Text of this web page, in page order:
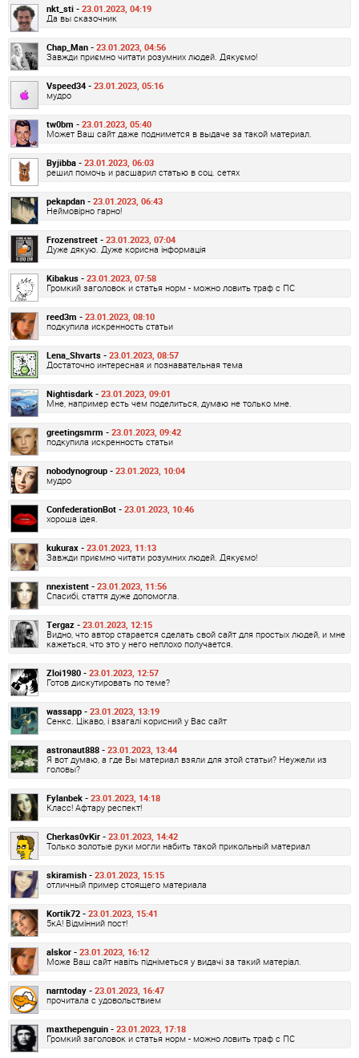
nkt_sti - 23.01.2023, 04:19
Да вы сказочник
Chap_Man - 23.01.2023, 04:56
Завжди приємно читати розумних людей. Дякуємо!
Vspeed34 - 23.01.2023, 05:16
мудро
tw0bm - 23.01.2023, 05:40
Может Ваш сайт даже поднимется в выдаче за такой материал.
Byjibba - 23.01.2023, 06:03
решил помочь и расшарил статью в соц. сетях
pekapdan - 23.01.2023, 06:43
Неймовірно гарно!
Frozenstreet - 23.01.2023, 07:04
Дуже дякую. Дуже корисна інформація
Kibakus - 23.01.2023, 07:58
Громкий заголовок и статья норм - можно ловить траф с ПС
reed3m - 23.01.2023, 08:10
подкупила искренность статьи
Lena_Shvarts - 23.01.2023, 08:57
Достаточно интересная и познавательная тема
Nightisdark - 23.01.2023, 09:01
Мне, например есть чем поделиться, думаю не только мне.
greetingsmrm - 23.01.2023, 09:42
подкупила искренность статьи
nobodynogroup - 23.01.2023, 10:04
мудро
ConfederationBot - 23.01.2023, 10:46
хороша ідея.
kukurax - 23.01.2023, 11:13
Завжди приємно читати розумних людей. Дякуємо!
nnexistent - 23.01.2023, 11:56
Спасибі, стаття дуже допомогла.
Tergaz - 23.01.2023, 12:15
Видно, что автор старается сделать свой сайт для простых людей, и мне
кажеться, что это у него неплохо получается.
Zloi1980 - 23.01.2023, 12:57
Готов дискутировать по теме?
wassapp - 23.01.2023, 13:19
Сенкс. Цікаво, і взагалі корисний у Вас сайт
astronaut888 - 23.01.2023, 13:44
Я вот думаю, а где Вы материал взяли для этой статьи? Неужели из
головы?
Fylanbek - 23.01.2023, 14:18
Класс! Афтару респект!
Cherkas0vKir - 23.01.2023, 14:42
Только золотые руки могли набить такой прикольный материал
skiramish - 23.01.2023, 15:15
отличный пример стоящего материала
Kortik72 - 23.01.2023, 15:41
5кА! Відмінний пост!
alskor - 23.01.2023, 16:12
Може Ваш сайт навіть підніметься у видачі за такий матеріал.
narntoday - 23.01.2023, 16:47
прочитала с удовольствием
maxthepenguin - 23.01.2023, 17:18
Громкий заголовок и статья норм - можно ловить траф с ПС